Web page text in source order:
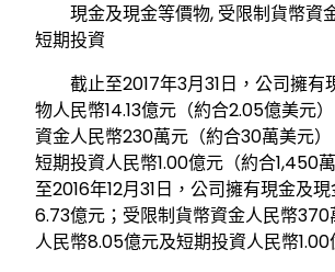
現金及現金等價物, 受限制貨幣資
短期投資
截止至2017年3月31日，公司擁有
物人民幣14.13億元（約合2.05億美元
資金人民幣230萬元（約合30萬美元
短期投資人民幣1.00億元（約合1,450
至2016年12月31日，公司擁有現金及
6.73億元；受限制貨幣資金人民幣
人民幣8.05億元及短期投資人民幣1.00